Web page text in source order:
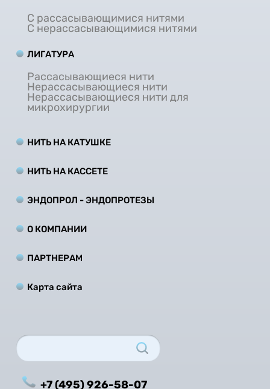
С рассасывающимися нитями
С нерассасывающимися нитями
ЛИГАТУРА
Рассасывающиеся нити
Нерассасывающиеся нити
Нерассасывающиеся нити для
микрохирургии
НИТЬ НА КАТУШКЕ
НИТЬ НА КАCCЕТЕ
ЭНДОПРОЛ - ЭНДОПРОТЕЗЫ
О КОМПАНИИ
ПАРТНЕРАМ
Карта сайта
+7 (495) 926-58-07